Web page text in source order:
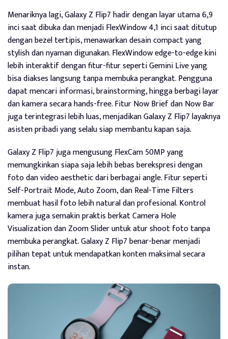
Menariknya lagi, Galaxy Z Flip7 hadir dengan layar utama 6,9
inci saat dibuka dan menjadi FlexWindow 4,1 inci saat ditutup
dengan bezel tertipis, menawarkan desain compact yang
stylish dan nyaman digunakan. FlexWindow edge-to-edge kini
lebih interaktif dengan fitur-fitur seperti Gemini Live yang
bisa diakses langsung tanpa membuka perangkat. Pengguna
dapat mencari informasi, brainstorming, hingga berbagi layar
dan kamera secara hands-free. Fitur Now Brief dan Now Bar
juga terintegrasi lebih luas, menjadikan Galaxy Z Flip7 layaknya
asisten pribadi yang selalu siap membantu kapan saja.
Galaxy Z Flip7 juga mengusung FlexCam 50MP yang
memungkinkan siapa saja lebih bebas berekspresi dengan
foto dan video aesthetic dari berbagai angle. Fitur seperti
Self-Portrait Mode, Auto Zoom, dan Real-Time Filters
membuat hasil foto lebih natural dan profesional. Kontrol
kamera juga semakin praktis berkat Camera Hole
Visualization dan Zoom Slider untuk atur shoot foto tanpa
membuka perangkat. Galaxy Z Flip7 benar-benar menjadi
pilihan tepat untuk mendapatkan konten maksimal secara
instan.